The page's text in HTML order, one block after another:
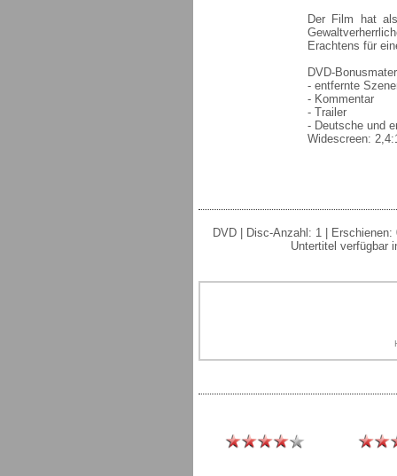
Der Film hat
Erachtens für
DVD-
- entfernte
- Kommentar
- Trailer
- Deutsche und
Widescreen:
DVD | Disc-Anzahl: 1 |
Untertitel verfügbar